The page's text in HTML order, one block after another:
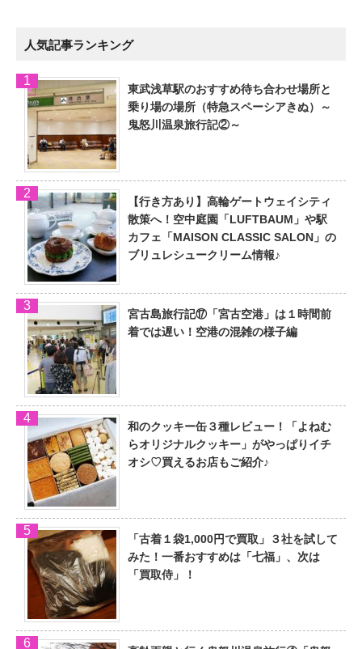
人気記事ランキング
東武浅草駅のおすすめ待ち合わせ場所と
乗り場の場所（特急スペーシアきぬ）～
鬼怒川温泉旅行記②～
【行き方あり】高輪ゲートウェイシティ
散策へ！空中庭園「LUFTBAUM」や駅
カフェ「MAISON CLASSIC SALON」の
ブリュレシュークリーム情報♪
宮古島旅行記⑰「宮古空港」は１時間前
着では遅い！空港の混雑の様子編
和のクッキー缶３種レビュー！「よねむ
らオリジナルクッキー」がやっぱりイチ
オシ♡買えるお店もご紹介♪
「古着１袋1,000円で買取」３社を試して
みた！一番おすすめは「七福」、次は
「買取侍」！